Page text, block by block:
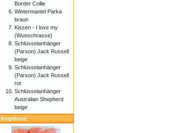
Border Collie
Wintermantel Parka
braun
Kissen - I love my
(Wunschrasse)
Schlüsselanhänger
(Parson) Jack Russell
beige
Schlüsselanhänger
(Parson) Jack Russell
rot
Schlüsselanhänger
Australian Shepherd
beige
Angebote